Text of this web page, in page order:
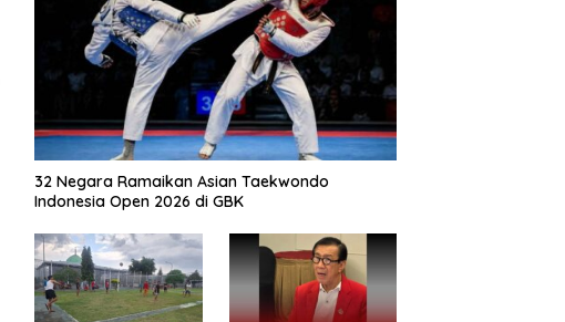
32 Negara Ramaikan Asian Taekwondo
Indonesia Open 2026 di GBK